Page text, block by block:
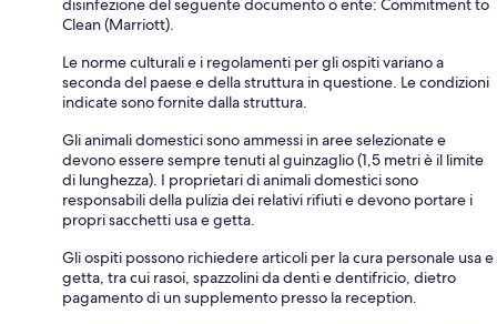
disinfezione del seguente documento o ente: Commitment to
Clean (Marriott).
Le norme culturali e i regolamenti per gli ospiti variano a
seconda del paese e della struttura in questione. Le condizioni
indicate sono fornite dalla struttura.
Gli animali domestici sono ammessi in aree selezionate e
devono essere sempre tenuti al guinzaglio (1,5 metri è il limite
di lunghezza). I proprietari di animali domestici sono
responsabili della pulizia dei relativi rifiuti e devono portare i
propri sacchetti usa e getta.
Gli ospiti possono richiedere articoli per la cura personale usa e
getta, tra cui rasoi, spazzolini da denti e dentifricio, dietro
pagamento di un supplemento presso la reception.